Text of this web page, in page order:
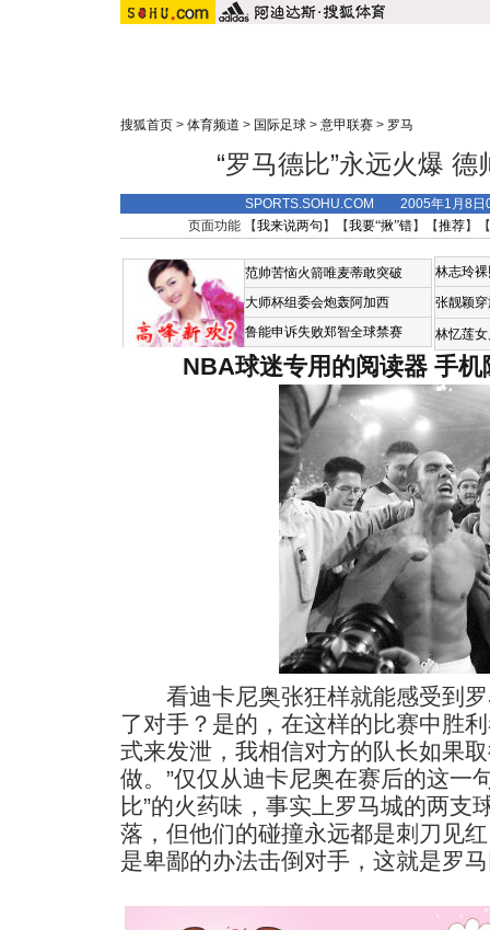
搜狐首页 > 体育频道 > 国际足球 > 意甲联赛 > 罗马
“罗马德比”永远火爆 德
SPORTS.SOHU.COM 2005年1月8
页面功能 【我来说两句 】【我要“揪”错】【推荐】
范帅苦恼火箭唯麦蒂敢突破
大师杯组委会炮轰阿加西
鲁能申诉失败郑智全球禁赛
林志玲
张靓颖
林忆莲
NBA球迷专用的阅读器 手机
看迪卡尼奥张狂样就能感受到罗
了对手？是的，在这样的比赛中胜
式来发泄，我相信对方的队长如果
做。”仅仅从迪卡尼奥在赛后的这一
比”的火药味，事实上罗马城的两支
落，但他们的碰撞永远都是刺刀见
是卑鄙的办法击倒对手，这就是罗